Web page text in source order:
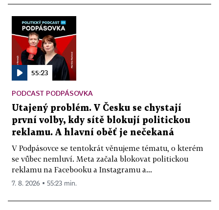
55:23
PODCAST PODPÁSOVKA
Utajený problém. V Česku se chystají
první volby, kdy sítě blokují politickou
reklamu. A hlavní oběť je nečekaná
V Podpásovce se tentokrát věnujeme tématu, o kterém
se vůbec nemluví. Meta začala blokovat politickou
reklamu na Facebooku a Instagramu a...
7. 8. 2026 ▪ 55:23 min.